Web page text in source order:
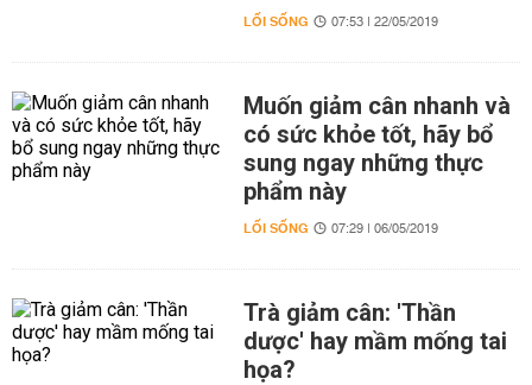
LỐI SỐNG 07:53 | 22/05/2019
Muốn giảm cân nhanh và
có sức khỏe tốt, hãy bổ
sung ngay những thực
phẩm này
LỐI SỐNG 07:29 | 06/05/2019
Trà giảm cân: 'Thần
dược' hay mầm mống tai
họa?